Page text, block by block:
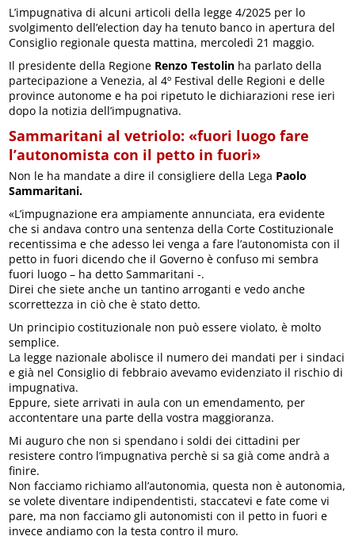
L’impugnativa di alcuni articoli della legge 4/2025 per lo
svolgimento dell’election day ha tenuto banco in apertura del
Consiglio regionale questa mattina, mercoledì 21 maggio.
Il presidente della Regione Renzo Testolin ha parlato della
partecipazione a Venezia, al 4º Festival delle Regioni e delle
province autonome e ha poi ripetuto le dichiarazioni rese ieri
dopo la notizia dell’impugnativa.
Sammaritani al vetriolo: «fuori luogo fare
l’autonomista con il petto in fuori»
Non le ha mandate a dire il consigliere della Lega Paolo
Sammaritani.
«L’impugnazione era ampiamente annunciata, era evidente
che si andava contro una sentenza della Corte Costituzionale
recentissima e che adesso lei venga a fare l’autonomista con il
petto in fuori dicendo che il Governo è confuso mi sembra
fuori luogo – ha detto Sammaritani -.
Direi che siete anche un tantino arroganti e vedo anche
scorrettezza in ciò che è stato detto.
Un principio costituzionale non può essere violato, è molto
semplice.
La legge nazionale abolisce il numero dei mandati per i sindaci
e già nel Consiglio di febbraio avevamo evidenziato il rischio di
impugnativa.
Eppure, siete arrivati in aula con un emendamento, per
accontentare una parte della vostra maggioranza.
Mi auguro che non si spendano i soldi dei cittadini per
resistere contro l’impugnativa perchè si sa già come andrà a
finire.
Non facciamo richiamo all’autonomia, questa non è autonomia,
se volete diventare indipendentisti, staccatevi e fate come vi
pare, ma non facciamo gli autonomisti con il petto in fuori e
invece andiamo con la testa contro il muro.